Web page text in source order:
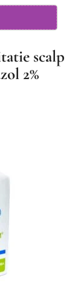
scalp
2%